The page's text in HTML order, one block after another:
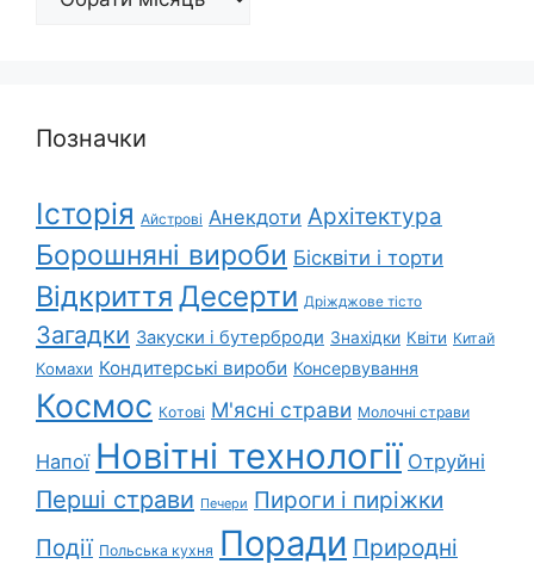
Позначки
Історія Айстрові Анекдоти Архітектура
Борошняні вироби Бісквіти і торти
Відкриття Десерти Дріжджове тісто
Загадки Закуски і бутерброди Знахідки Квіти Китай
Комахи Кондитерські вироби Консервування
Космос Котові М'ясні страви Молочні страви
Напої Новітні технології Отруйні
Перші страви Печери Пироги і пиріжки
Події Польська кухня Поради Природні